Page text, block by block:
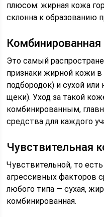
плюсом: жирная кожа
склонна к
Это самый
признаки жирной кожи в
подбородок) и сухой
щеки). Уход за такой
комбинированным,
средства для каждого
Чувствительная
Чувствительной, то
агрессивных факторов
любого типа — сухая,
комбинированная.